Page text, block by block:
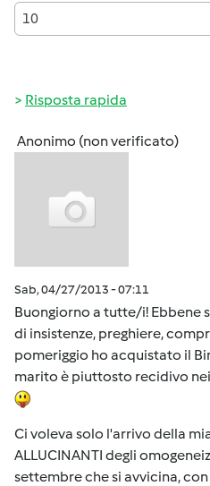
10
Risposta rapida
Anonimo (non verificato)
Sab, 04/27/2013 - 07:11
Buongiorno a tutte/i! Ebbene
di insistenze, preghiere,
pomeriggio ho acquistato il
marito è piuttosto recidivo
Ci voleva solo l'arrivo della
ALLUCINANTI degli
settembre che si avvicina,